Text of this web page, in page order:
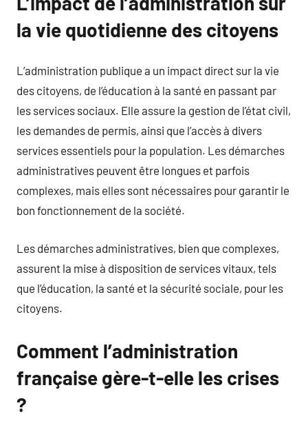
la vie quotidienne des citoyens
L’administration publique a un impact direct sur la vie
des citoyens, de l’éducation à la santé en passant par
les services sociaux. Elle assure la gestion de l’état civil,
les demandes de permis, ainsi que l’accès à divers
services essentiels pour la population. Les démarches
administratives peuvent être longues et parfois
complexes, mais elles sont nécessaires pour garantir le
bon fonctionnement de la société.
Les démarches administratives, bien que complexes,
assurent la mise à disposition de services vitaux, tels
que l’éducation, la santé et la sécurité sociale, pour les
citoyens.
Comment l’administration
française gère-t-elle les crises
?